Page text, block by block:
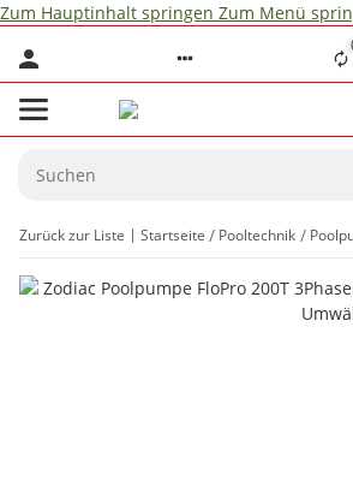
Zum Hauptinhalt springen Zum Menü
Zurück zur Liste Startseite Pooltechnik